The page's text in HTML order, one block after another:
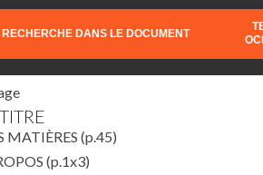
RECHERCHE DANS LE DOCUMENT
MATIÈRES (p.45)
(p.1x3)